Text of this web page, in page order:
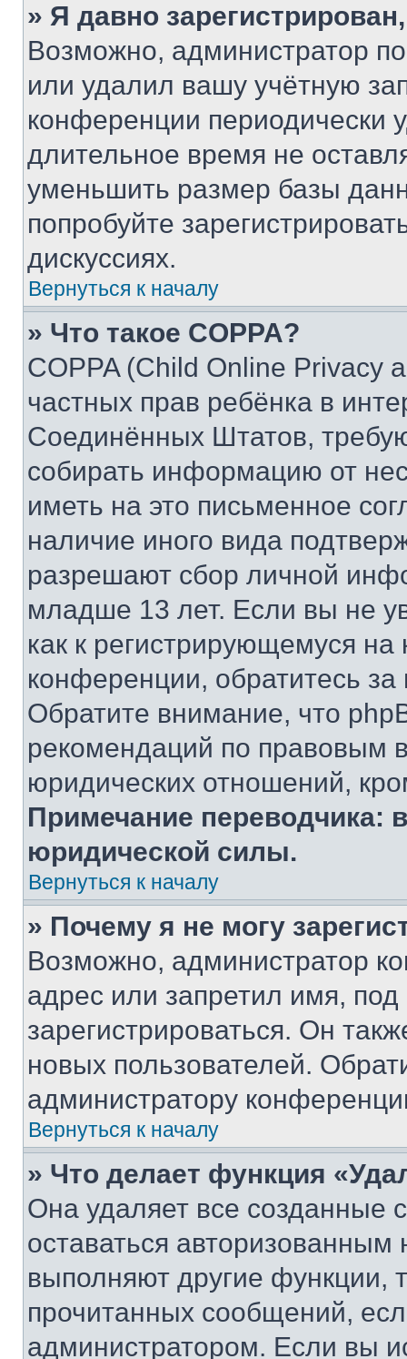
» Я давно
Возможно, администратор
или удалил вашу учётную
конференции периодически
длительное время не
уменьшить размер базы
попробуйте
дискуссиях.
Вернуться к началу
» Что такое COPPA?
COPPA (Child Online Privacy
частных прав ребёнка в
Соединённых Штатов,
собирать информацию от
иметь на это письменное
наличие иного вида
разрешают сбор личной
младше 13 лет. Если вы не
как к регистрирующемуся
конференции, обратитесь
Обратите внимание, что
рекомендаций по правовым
юридических отношений,
Примечание переводчика:
юридической силы.
Вернуться к началу
» Почему я не могу
Возможно, администратор
адрес или запретил имя,
зарегистрироваться. Он
новых пользователей.
администратору
Вернуться к началу
» Что делает функция
Она удаляет все созданные
оставаться
выполняют другие функции,
прочитанных сообщений,
администратором. Если вы